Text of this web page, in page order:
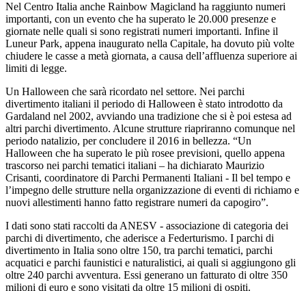
Nel Centro Italia anche Rainbow Magicland ha raggiunto numeri
importanti, con un evento che ha superato le 20.000 presenze e
giornate nelle quali si sono registrati numeri importanti. Infine il
Luneur Park, appena inaugurato nella Capitale, ha dovuto più volte
chiudere le casse a metà giornata, a causa dell’affluenza superiore ai
limiti di legge.
Un Halloween che sarà ricordato nel settore. Nei parchi
divertimento italiani il periodo di Halloween è stato introdotto da
Gardaland nel 2002, avviando una tradizione che si è poi estesa ad
altri parchi divertimento. Alcune strutture riapriranno comunque nel
periodo natalizio, per concludere il 2016 in bellezza. “Un
Halloween che ha superato le più rosee previsioni, quello appena
trascorso nei parchi tematici italiani – ha dichiarato Maurizio
Crisanti, coordinatore di Parchi Permanenti Italiani - Il bel tempo e
l’impegno delle strutture nella organizzazione di eventi di richiamo e
nuovi allestimenti hanno fatto registrare numeri da capogiro”.
I dati sono stati raccolti da ANESV - associazione di categoria dei
parchi di divertimento, che aderisce a Federturismo. I parchi di
divertimento in Italia sono oltre 150, tra parchi tematici, parchi
acquatici e parchi faunistici e naturalistici, ai quali si aggiungono gli
oltre 240 parchi avventura. Essi generano un fatturato di oltre 350
milioni di euro e sono visitati da oltre 15 milioni di ospiti.